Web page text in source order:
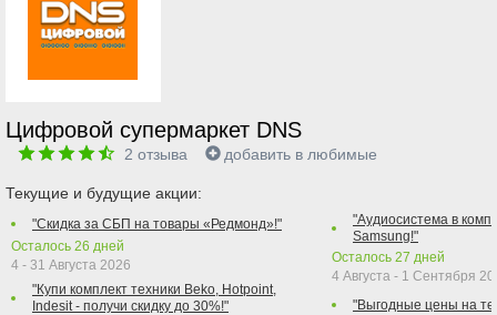
Цифровой супермаркет DNS
2 отзыва добавить в любимые
Текущие и будущие акции:
"Скидка за СБП на товары «Редмонд»!"
Осталось 26 дней
4 - 31 Августа 2026
"Купи комплект техники Beko, Hotpoint,
Indesit - получи скидку до 30%!"
"Аудиосистема в
Samsung!"
Осталось 27 дней
4 Августа - 1 Сентября
"Выгодные цены на